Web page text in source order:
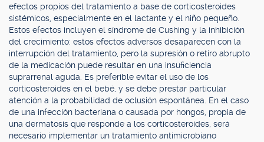
efectos propios del tratamiento a base de corticosteroides
sistémicos, especialmente en el lactante y el niño pequeño.
Estos efectos incluyen el síndrome de Cushing y la inhibición
del crecimiento: estos efectos adversos desaparecen con la
interrupción del tratamiento, pero la supresión o retiro abrupto
de la medicación puede resultar en una insuficiencia
suprarrenal aguda. Es preferible evitar el uso de los
corticosteroides en el bebé, y se debe prestar particular
atención a la probabilidad de oclusión espontánea. En el caso
de una infección bacteriana o causada por hongos, propia de
una dermatosis que responde a los corticosteroides, será
necesario implementar un tratamiento antimicrobiano